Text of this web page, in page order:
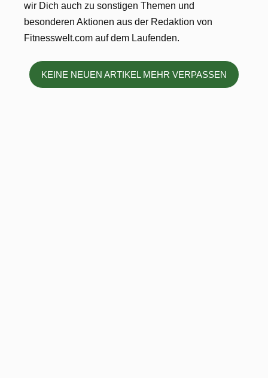
wir Dich auch zu sonstigen Themen und
besonderen Aktionen aus der Redaktion von
Fitnesswelt.com auf dem Laufenden.
KEINE NEUEN ARTIKEL MEHR VERPASSEN